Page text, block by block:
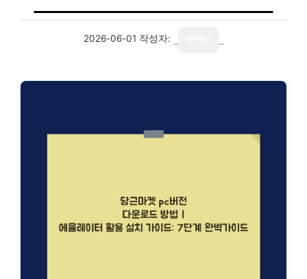
2026-06-01 작성자: